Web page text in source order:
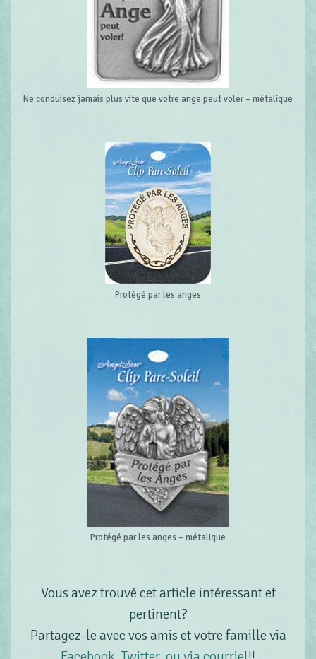
Ne conduisez jamais plus vite que votre ange peut voler – métalique
Protégé par les anges
Protégé par les anges – métalique
Vous avez trouvé cet article intéressant et
pertinent?
Partagez-le avec vos amis et votre famille via